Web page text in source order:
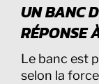
UN BANC
RÉPONSE
Le banc est
selon la